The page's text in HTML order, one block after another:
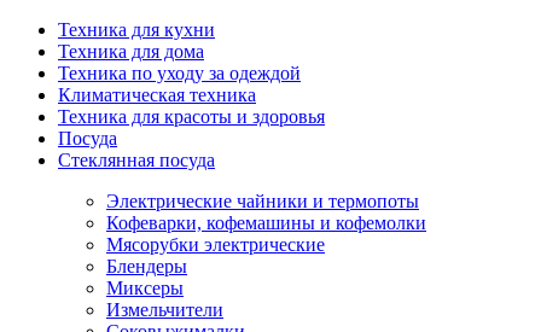
Техника для кухни
Техника для дома
Техника по уходу за одеждой
Климатическая техника
Техника для красоты и здоровья
Посуда
Стеклянная посуда
Электрические чайники и термопоты
Кофеварки, кофемашины и кофемолки
Мясорубки электрические
Блендеры
Миксеры
Измельчители